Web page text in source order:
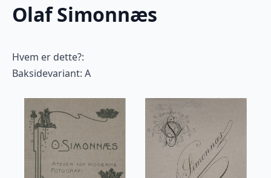
Olaf Simonnæs
Hvem er dette?:
Baksidevariant: A